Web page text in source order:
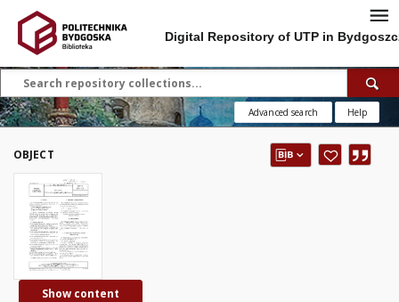
Digital Repository of UTP in
Advanced search Help
OBJECT
Show content